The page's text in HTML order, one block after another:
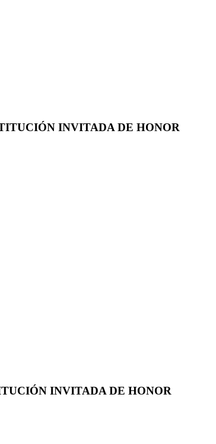
INVITADA DE HONOR
INVITADA DE HONOR